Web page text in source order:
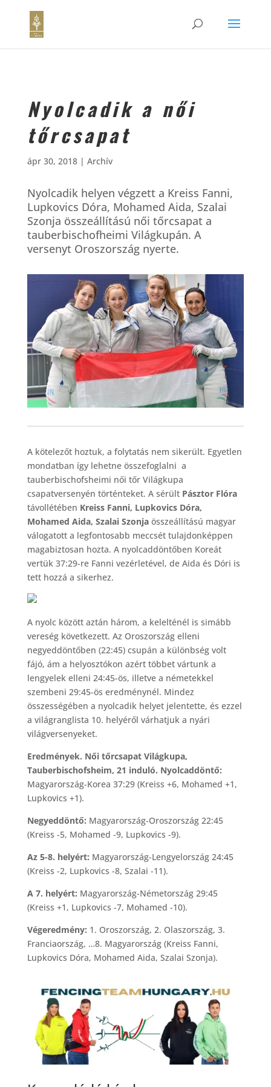
Nyolcadik a női
tőrcsapat
ápr 30, 2018| Archív
Nyolcadik helyen végzett a Kreiss Fanni,
Lupkovics Dóra, Mohamed Aida, Szalai
Szonja összeállítású női tőrcsapat a
tauberbischofheimi Világkupán. A
versenyt Oroszország nyerte.
A kötelezőt hoztuk, a folytatás nem sikerült. Egyetlen
mondatban így lehetne összefoglalni a
tauberbischofsheimi női tőr Világkupa
csapatversenyén történteket. A sérült Pásztor Flóra
távollétében Kreiss Fanni, Lupkovics Dóra,
Mohamed Aida, Szalai Szonja összeállítású magyar
válogatott a legfontosabb meccsét tulajdonképpen
magabiztosan hozta. A nyolcaddöntőben Koreát
vertük 37:29-re Fanni vezérletével, de Aida és Dóri is
tett hozzá a sikerhez.
A nyolc között aztán három, a kelelténél is simább
vereség következett. Az Oroszország elleni
negyeddöntőben (22:45) csupán a különbség volt
fájó, ám a helyosztókon azért többet vártunk a
lengyelek elleni 24:45-ös, illetve a németekkel
szembeni 29:45-ös eredménynél. Mindez
összességében a nyolcadik helyet jelentette, és ezzel
a világranglista 10. helyéről várhatjuk a nyári
világversenyeket.
Eredmények. Női tőrcsapat Világkupa,
Tauberbischofsheim, 21 induló. Nyolcaddöntő:
Magyarország-Korea 37:29 (Kreiss +6, Mohamed +1,
Lupkovics +1).
Negyeddöntő: Magyarország-Oroszország 22:45
(Kreiss -5, Mohamed -9, Lupkovics -9).
Az 5-8. helyért: Magyarország-Lengyelország 24:45
(Kreiss -2, Lupkovics -8, Szalai -11).
A 7. helyért: Magyarország-Németország 29:45
(Kreiss +1, Lupkovics -7, Mohamed -10).
Végeredmény: 1. Oroszország, 2. Olaszország, 3.
Franciaország, …8. Magyarország (Kreiss Fanni,
Lupkovics Dóra, Mohamed Aida, Szalai Szonja).